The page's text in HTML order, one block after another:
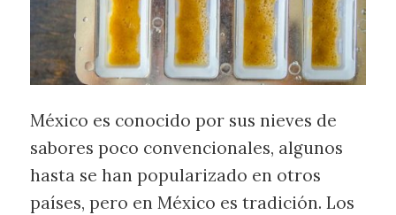
México es conocido por sus nieves de
sabores poco convencionales, algunos
hasta se han popularizado en otros
países, pero en México es tradición. Los